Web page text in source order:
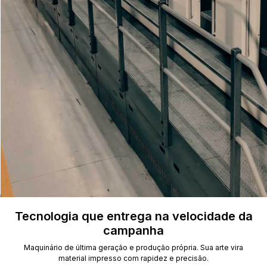
Tecnologia que entrega na velocidade da
campanha
Maquinário de última geração e produção própria. Sua arte vira
material impresso com rapidez e precisão.